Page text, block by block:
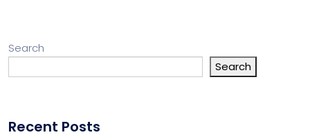
Search
Search
Recent Posts